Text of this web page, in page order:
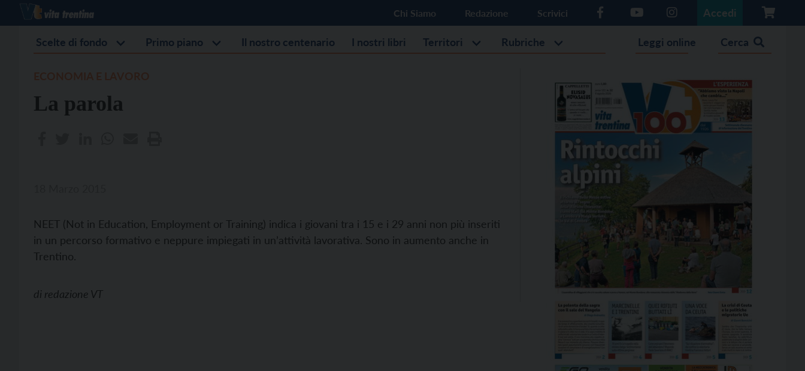
Chi Siamo Redazione Scrivici Accedi
Scelte di fondo Primo piano Il nostro centenario I nostri libri Territori Rubriche Leggi online Cerca
La parola
NEET (Not in Education, Employment or Training) indica i giovani tra i 15 e i 29 anni non più inseriti
in un percorso formativo e neppure impiegati in un’attività lavorativa. Sono in aumento anche in
Trentino.
di redazione VT